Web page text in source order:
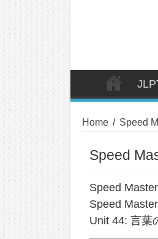
Home / Speed
Speed
Speed
Speed
Unit 44: 言葉